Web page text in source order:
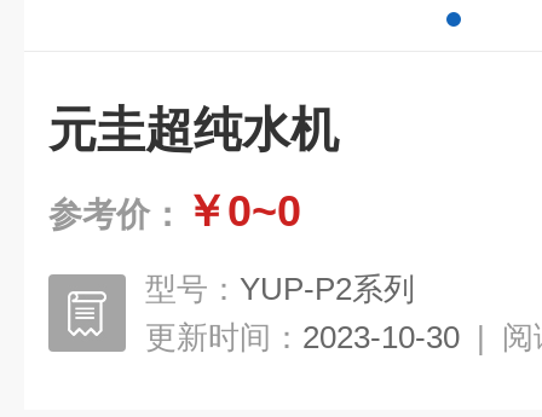
元圭超纯水机
参考价： ￥0~0
型号： YUP-P2系列
更新时间： 2023-10-30 | 阅